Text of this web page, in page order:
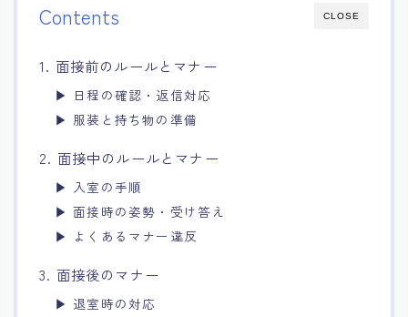
CLOSE
Contents
1. 面接前のルールとマナー
▶ 日程の確認・返信対応
▶ 服装と持ち物の準備
2. 面接中のルールとマナー
▶ 入室の手順
▶ 面接時の姿勢・受け答え
▶ よくあるマナー違反
3. 面接後のマナー
▶ 退室時の対応